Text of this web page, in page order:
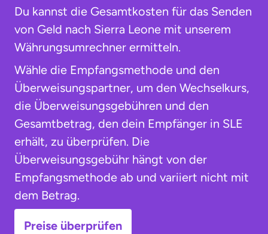
Du kannst die Gesamtkosten für das Senden
von Geld nach Sierra Leone mit unserem
Währungsumrechner ermitteln.
Wähle die Empfangsmethode und den
Überweisungspartner, um den Wechselkurs,
die Überweisungsgebühren und den
Gesamtbetrag, den dein Empfänger in SLE
erhält, zu überprüfen. Die
Überweisungsgebühr hängt von der
Empfangsmethode ab und variiert nicht mit
dem Betrag.
Preise überprüfen